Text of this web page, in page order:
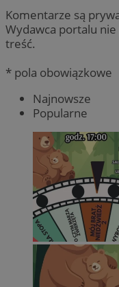
Komentarze są
Wydawca portalu
treść.
* pola obowiązkowe
Najnowsze
Popularne